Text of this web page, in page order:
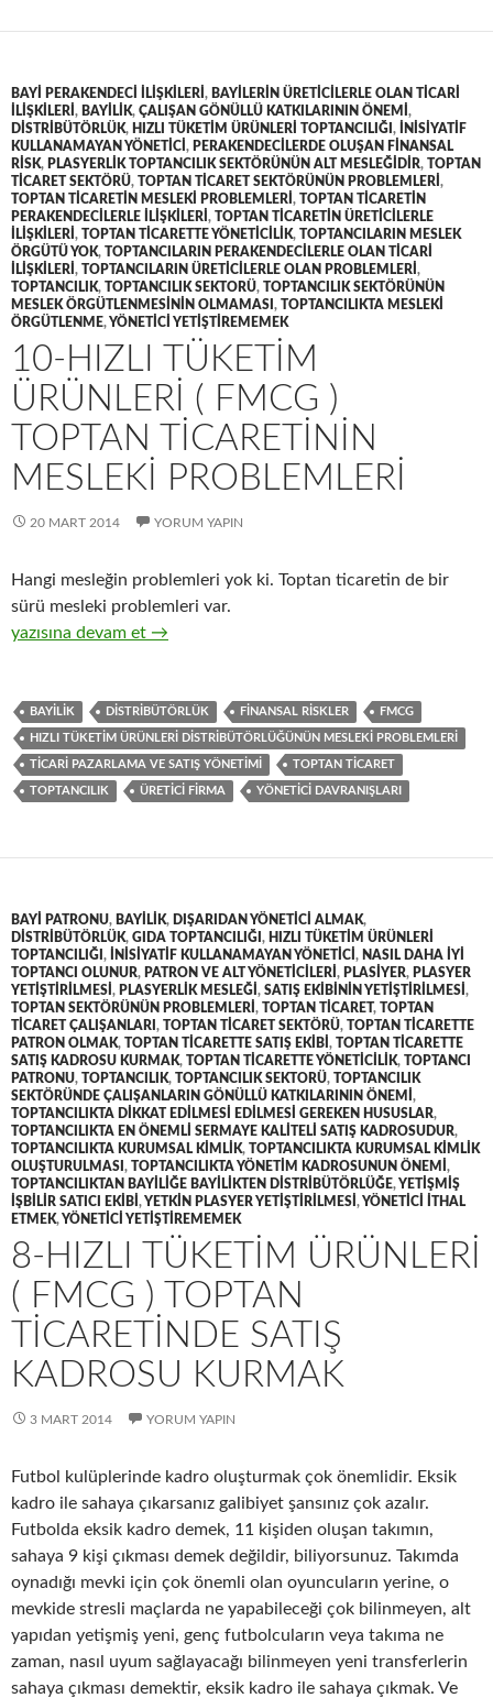
BAYI PERAKENDECI ILIŞKILERI , BAYILERIN ÜRETICILERLE OLAN TICARI
ILIŞKILERI , BAYILIK, ÇALIŞAN GÖNÜLLÜ KATKILARININ ÖNEMI ,
DISTRIBÜTÖRLÜK, HIZLI TÜKETIM ÜRÜNLERI TOPTANCILIĞI ,
INISIYATIF
KULLANAMAYAN YÖNETICI , PERAKENDECILERDE OLUŞAN FINANSAL
RISK, PLASYERLIK TOPTANCILIK SEKTÖRÜNÜN ALT MESLEĞIDIR, TOPTAN
TICARET SEKTÖRÜ, TOPTAN TICARET SEKTÖRÜNÜN PROBLEMLERI ,
TOPTAN TICARETIN MESLEKI PROBLEMLERI , TOPTAN TICARETIN
PERAKENDECILERLE ILIŞKILERI , TOPTAN TICARETIN ÜRETICILERLE
ILIŞKILERI , TOPTAN TICARETTE YÖNETICILIK, TOPTANCILARIN MESLEK
ÖRGÜTÜ YOK, TOPTANCILARIN PERAKENDECILERLE OLAN TICARI
ILIŞKILERI , TOPTANCILARIN ÜRETICILERLE OLAN PROBLEMLERI ,
TOPTANCILIK, TOPTANCILIK SEKTORÜ, TOPTANCILIK SEKTÖRÜNÜN
MESLEK ÖRGÜTLENMESININ OLMAMASI , TOPTANCILIKTA MESLEKI
ÖRGÜTLENME,YÖNETICI YETIŞTIREMEMEK
10-HIZLI TÜKETIM
ÜRÜNLERI ( FMCG )
TOPTAN TICARETININ
MESLEKI PROBLEMLERI
20 MART 2014 YORUM YAPIN
Hangi mesleğin problemleri yok ki. Toptan ticaretin de bir
sürü mesleki problemleri var.
10-Hızlı tüketim ürünleri ( FMCG ) toptan ticaretinin mesleki
yazısına devam et →
BAYILIK DISTRIBÜTÖRLÜK FINANSAL RISKLER FMCG
HIZLI TÜKETIM ÜRÜNLERI DISTRIBÜTÖRLÜĞÜNÜN MESLEKI PROBLEMLERI
TICARI PAZARLAMA VE SATIŞ YÖNETIMI TOPTAN TICARET
TOPTANCILIK ÜRETICI FIRMA YÖNETICI DAVRANIŞLARI
BAYI PATRONU, BAYILIK, DIŞARIDAN YÖNETICI ALMAK,
DISTRIBÜTÖRLÜK, GIDA TOPTANCILIĞI , HIZLI TÜKETIM ÜRÜNLERI
TOPTANCILIĞI , INISIYATIF KULLANAMAYAN YÖNETICI , NASIL DAHA IYI
TOPTANCI OLUNUR, PATRON VE ALT YÖNETICILERI , PLASIYER, PLASYER
YETIŞTIRILMESI , PLASYERLIK MESLEĞI , SATIŞ EKIBININ YETIŞTIRILMESI ,
TOPTAN SEKTÖRÜNÜN PROBLEMLERI , TOPTAN TICARET, TOPTAN
TICARET ÇALIŞANLARI , TOPTAN TICARET SEKTÖRÜ, TOPTAN TICARETTE
PATRON OLMAK, TOPTAN TICARETTE SATIŞ EKIBI , TOPTAN TICARETTE
SATIŞ KADROSU KURMAK, TOPTAN TICARETTE YÖNETICILIK, TOPTANCI
PATRONU, TOPTANCILIK, TOPTANCILIK SEKTORÜ, TOPTANCILIK
SEKTÖRÜNDE ÇALIŞANLARIN GÖNÜLLÜ KATKILARININ ÖNEMI ,
TOPTANCILIKTA DIKKAT EDILMESI EDILMESI GEREKEN HUSUSLAR,
TOPTANCILIKTA EN ÖNEMLI SERMAYE KALITELI SATIŞ KADROSUDUR,
TOPTANCILIKTA KURUMSAL KIMLIK, TOPTANCILIKTA KURUMSAL KIMLIK
OLUŞTURULMASI , TOPTANCILIKTA YÖNETIM KADROSUNUN ÖNEMI ,
TOPTANCILIKTAN BAYILIĞE BAYILIKTEN DISTRIBÜTÖRLÜĞE,YETIŞMIŞ
IŞBILIR SATICI EKIBI ,YETKIN PLASYER YETIŞTIRILMESI ,YÖNETICI ITHAL
ETMEK,YÖNETICI YETIŞTIREMEMEK
8-HIZLI TÜKETIM ÜRÜNLERI
( FMCG ) TOPTAN
TICARETINDE SATIŞ
KADROSU KURMAK
3 MART 2014 YORUM YAPIN
Futbol kulüplerinde kadro oluşturmak çok önemlidir. Eksik
kadro ile sahaya çıkarsanız galibiyet şansınız çok azalır.
Futbolda eksik kadro demek, 11 kişiden oluşan takımın,
sahaya 9 kişi çıkması demek değildir, biliyorsunuz. Takımda
oynadığı mevki için çok önemli olan oyuncuların yerine, o
mevkide stresli maçlarda ne yapabileceği çok bilinmeyen, alt
yapıdan yetişmiş yeni, genç futbolcuların veya takıma ne
zaman, nasıl uyum sağlayacağı bilinmeyen yeni transferlerin
sahaya çıkması demektir, eksik kadro ile sahaya çıkmak. Ve